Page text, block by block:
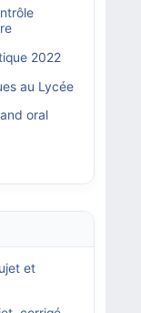
2022
au Lycée
oral
et